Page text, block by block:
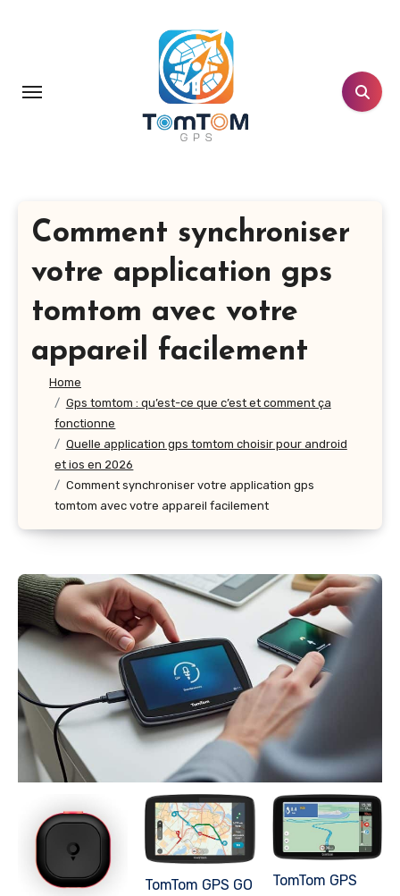
principal
Comment synchroniser
votre application gps
tomtom avec votre
appareil facilement
Home
Gps tomtom : qu’est-ce que c’est et comment ça
fonctionne
Quelle application gps tomtom choisir pour android
et ios en 2026
Comment synchroniser votre application gps
tomtom avec votre appareil facilement
TomTom GPS GO
TomTom GPS